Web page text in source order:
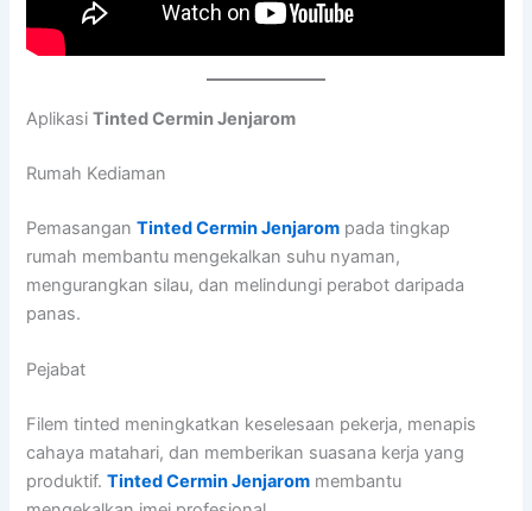
AplikasiTinted Cermin Jenjarom
Rumah Kediaman
PemasanganTinted Cermin Jenjarom pada tingkap
rumah membantu mengekalkan suhu nyaman,
mengurangkan silau, dan melindungi perabot daripada
panas.
Pejabat
Filem tinted meningkatkan keselesaan pekerja, menapis
cahaya matahari, dan memberikan suasana kerja yang
produktif.Tinted Cermin Jenjarom membantu